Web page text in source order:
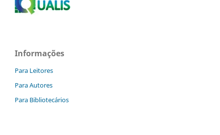
Informações
Para Leitores
Para Autores
Para Bibliotecários